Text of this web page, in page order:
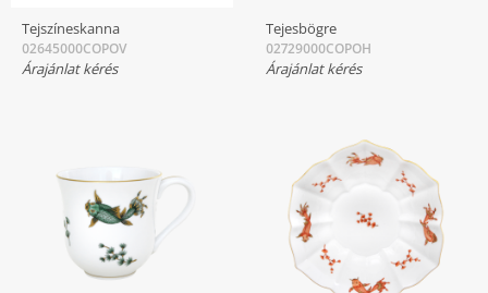
Tejszíneskanna
02645000COPOV
Árajánlat kérés
Tejesbögre
02729000COPOH
Árajánlat kérés